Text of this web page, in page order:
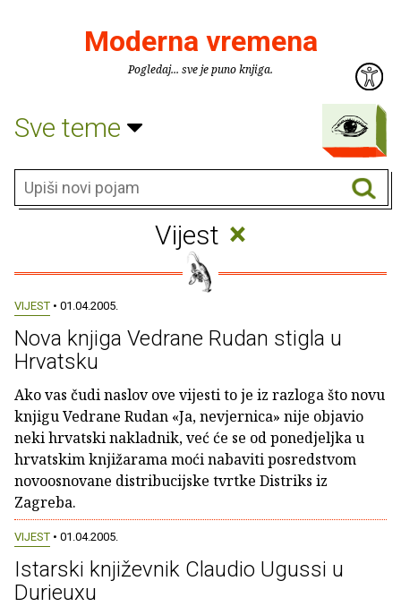
Moderna vremena
Pogledaj... sve je puno knjiga.
Sve teme
Vijest ×
VIJEST • 01.04.2005.
Nova knjiga Vedrane Rudan stigla u
Hrvatsku
Ako vas čudi naslov ove vijesti to je iz razloga što novu
knjigu Vedrane Rudan «Ja, nevjernica» nije objavio
neki hrvatski nakladnik, već će se od ponedjeljka u
hrvatskim knjižarama moći nabaviti posredstvom
novoosnovane distribucijske tvrtke Distriks iz
Zagreba.
VIJEST • 01.04.2005.
Istarski književnik Claudio Ugussi u
Durieuxu